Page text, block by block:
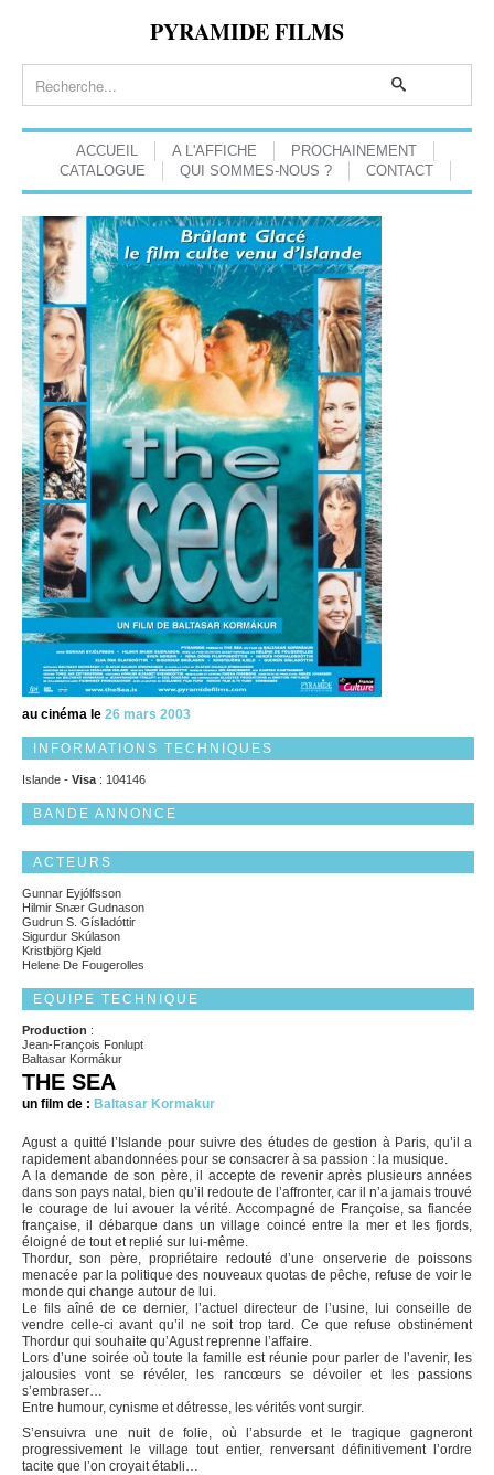
PYRAMIDE FILMS
ACCUEIL A L'AFFICHE
PROCHAINEMENT
CATALOGUE
QUI SOMMES-NOUS ? CONTACT
au cinéma le 26 mars 2003
INFORMATIONS TECHNIQUES
Islande - Visa : 104146
BANDE ANNONCE
ACTEURS
Gunnar Eyjólfsson
Hilmir Snær Gudnason
Gudrun S. Gísladóttir
Sigurdur Skúlason
Kristbjörg Kjeld
Helene De Fougerolles
EQUIPE TECHNIQUE
Production :
Jean-François Fonlupt
Baltasar Kormákur
THE SEA
un film de : Baltasar Kormakur
Agust a quitté l’Islande pour suivre des études de gestion à Paris, qu’il a
rapidement abandonnées pour se consacrer à sa passion : la musique.
A la demande de son père, il accepte de revenir après plusieurs années
dans son pays natal, bien qu’il redoute de l’affronter, car il n’a jamais trouvé
le courage de lui avouer la vérité. Accompagné de Françoise, sa fiancée
française, il débarque dans un village coincé entre la mer et les fjords,
éloigné de tout et replié sur lui-même.
Thordur, son père, propriétaire redouté d’une onserverie de poissons
menacée par la politique des nouveaux quotas de pêche, refuse de voir le
monde qui change autour de lui.
Le fils aîné de ce dernier, l’actuel directeur de l’usine, lui conseille de
vendre celle-ci avant qu’il ne soit trop tard. Ce que refuse obstinément
Thordur qui souhaite qu’Agust reprenne l’affaire.
Lors d’une soirée où toute la famille est réunie pour parler de l’avenir, les
jalousies vont se révéler, les rancœurs se dévoiler et les passions
s’embraser…
Entre humour, cynisme et détresse, les vérités vont surgir.
S’ensuivra une nuit de folie, où l’absurde et le tragique gagneront
progressivement le village tout entier, renversant définitivement l’ordre
tacite que l’on croyait établi…